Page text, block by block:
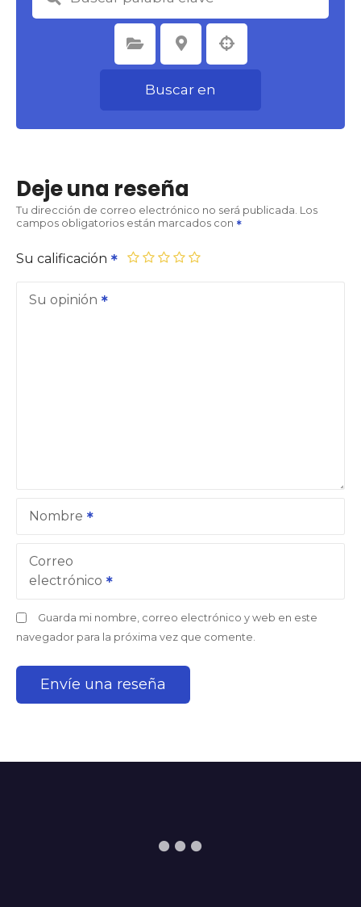
Seleccione la categoría Seleccione la ubicación
Buscar en
Deje una reseña
Tu dirección de correo electrónico no será publicada. Los
campos obligatorios están marcados con
Su calificación
Su opinión
Nombre
Correo
electrónico
Guarda mi nombre, correo electrónico y web en este
navegador para la próxima vez que comente.